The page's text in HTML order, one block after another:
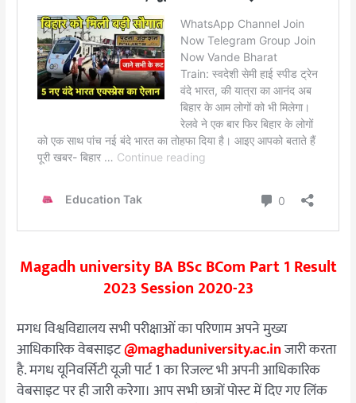
Magadh university BA BSc BCom Part 1 Result
2023 Session 2020-23
मगध विश्वविद्यालय सभी परीक्षाओं का परिणाम अपने मुख्य
आधिकारिक वेबसाइट@maghaduniversity.ac.inजारीकरता
है. मगध यूनिवर्सिटी यूजी पार्ट 1 का रिजल्ट भी अपनी आधिकारिक
वेबसाइट पर ही जारी करेगा। आप सभी छात्रों पोस्ट में दिए गए लिंक